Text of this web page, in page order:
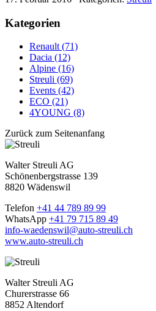
Kategorien
Renault (71)
Dacia (12)
Alpine (16)
Streuli (69)
Events (42)
ECO (21)
4YOUNG (8)
Zurück zum Seitenanfang
Walter Streuli AG
Schönenbergstrasse 139
8820 Wädenswil
Telefon +41 44 789 89 99
WhatsApp +41 79 715 89 49
info-waedenswil@auto-streuli.ch
www.auto-streuli.ch
Walter Streuli AG
Churerstrasse 66
8852 Altendorf